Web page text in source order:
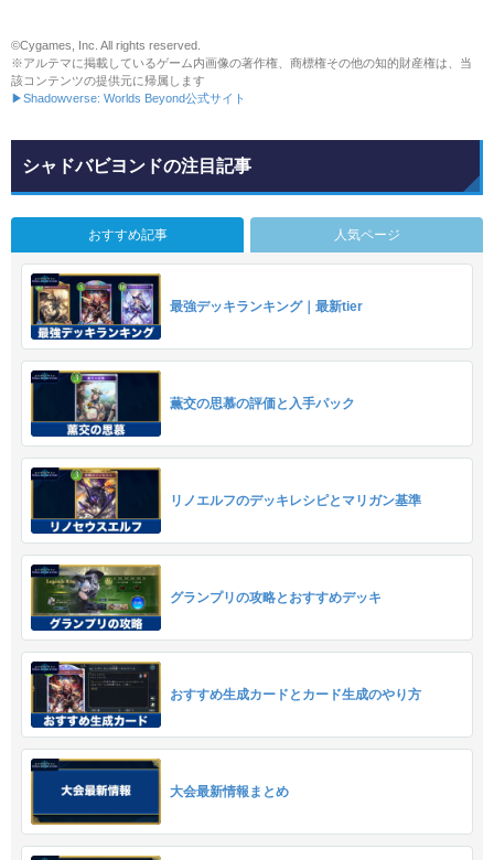
©Cygames, Inc. All rights reserved.
※アルテマに掲載しているゲーム内画像の著作権、商標権その他の知的財産権は、当
該コンテンツの提供元に帰属します
▶Shadowverse: Worlds Beyond公式サイト
シャドバビヨンドの注目記事
おすすめ記事 人気ページ
最強デッキランキング｜最新tier
薫交の思慕の評価と入手パック
リノエルフのデッキレシピとマリガン基準
グランプリの攻略とおすすめデッキ
おすすめ生成カードとカード生成のやり方
大会最新情報まとめ